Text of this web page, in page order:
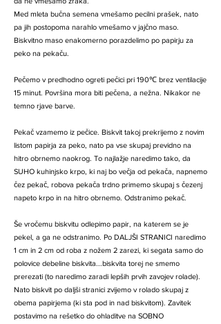
Med mleta bučna semena vmešamo pecilni prašek, nato
pa jih postopoma narahlo vmešamo v jajčno maso.
Biskvitno maso enakomerno porazdelimo po papirju za
peko na pekaču.
Pečemo v predhodno ogreti pečici pri 190℃ brez ventilacije
15 minut. Površina mora biti pečena, a nežna. Nikakor ne
temno rjave barve.
Pekač vzamemo iz pečice. Biskvit takoj prekrijemo z novim
listom papirja za peko, nato pa vse skupaj previdno na
hitro obrnemo naokrog. To najlažje naredimo tako, da
SUHO kuhinjsko krpo, ki naj bo večja od pekača, napnemo
čez pekač, robova pekača trdno primemo skupaj s čezenj
napeto krpo in na hitro obrnemo. Odstranimo pekač.
Še vročemu biskvitu odlepimo papir, na katerem se je
pekel, a ga ne odstranimo. Po DALJŠI STRANICI naredimo
1 cm in 2 cm od roba z nožem 2 zarezi, ki segata samo do
polovice debeline biskvita...biskvita torej ne smemo
prerezati (to naredimo zaradi lepših prvih zavojev rolade).
Nato biskvit po daljši stranici zvijemo v rolado skupaj z
obema papirjema (ki sta pod in nad biskvitom). Zavitek
postavimo na rešetko do ohladitve na SOBNO